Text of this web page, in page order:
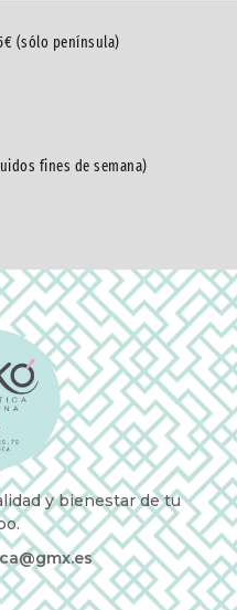
(sólo península)
fines de semana)
y bienestar de tu